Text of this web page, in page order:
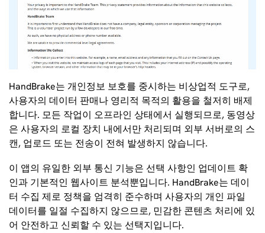
HandBrake는 개인정보 보호를 중시하는 비상업적 도구로,
사용자의 데이터 판매나 영리적 목적의 활용을 철저히 배제
합니다. 모든 작업이 오프라인 상태에서 실행되므로, 동영상
은 사용자의 로컬 장치 내에서만 처리되며 외부 서버로의 스
캔, 업로드 또는 전송이 전혀 발생하지 않습니다.
이 앱의 유일한 외부 통신 기능은 선택 사항인 업데이트 확
인과 기본적인 웹사이트 분석뿐입니다. HandBrake는 데이
터 수집 제로 정책을 엄격히 준수하며 사용자의 개인 파일
데이터를 일절 수집하지 않으므로, 민감한 콘텐츠 처리에 있
어 안전하고 신뢰할 수 있는 선택지입니다.